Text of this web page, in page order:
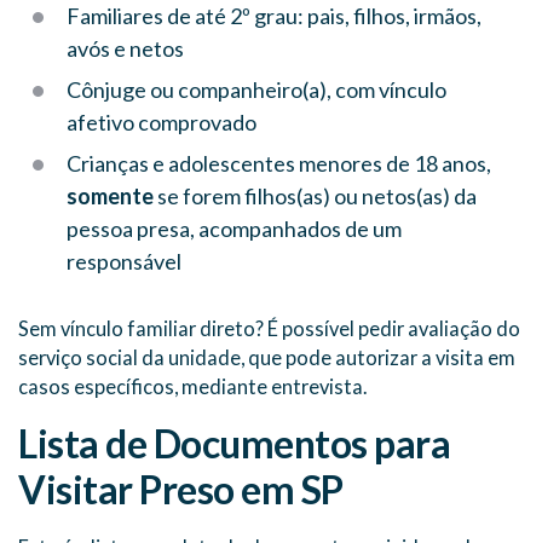
Familiares de até 2º grau: pais, filhos, irmãos,
avós e netos
Cônjuge ou companheiro(a), com vínculo
afetivo comprovado
Crianças e adolescentes menores de 18 anos,
somentese forem filhos(as) ou netos(as) da
pessoa presa, acompanhados de um
responsável
Sem vínculo familiar direto? É possível pedir avaliação do
serviço social da unidade, que pode autorizar a visita em
casos específicos, mediante entrevista.
Lista de Documentos para
Visitar Preso em SP